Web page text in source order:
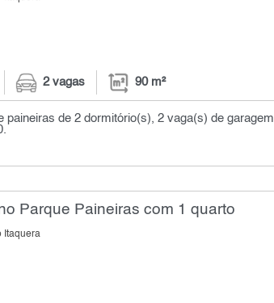
2 vagas 90 m²
paineiras de 2 dormitório(s), 2 vaga(s) de garagem
Parque Paineiras com 1 quarto
Itaquera